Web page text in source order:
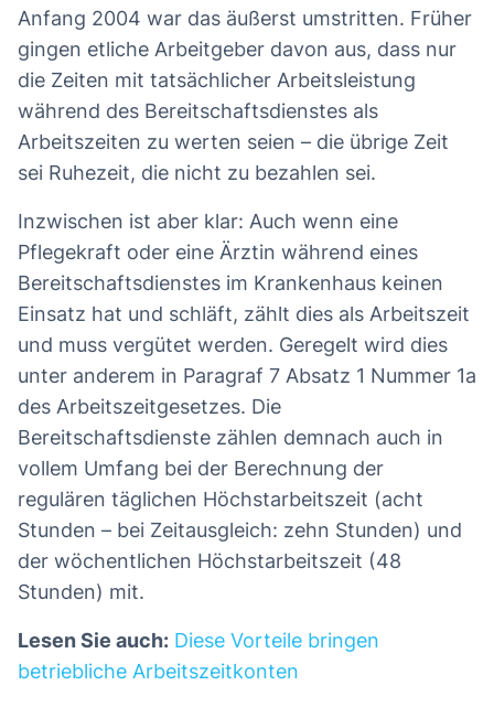
Anfang 2004 war das äußerst umstritten. Früher
gingen etliche Arbeitgeber davon aus, dass nur
die Zeiten mit tatsächlicher Arbeitsleistung
während des Bereitschaftsdienstes als
Arbeitszeiten zu werten seien – die übrige Zeit
sei Ruhezeit, die nicht zu bezahlen sei.
Inzwischen ist aber klar: Auch wenn eine
Pflegekraft oder eine Ärztin während eines
Bereitschaftsdienstes im Krankenhaus keinen
Einsatz hat und schläft, zählt dies als Arbeitszeit
und muss vergütet werden. Geregelt wird dies
unter anderem in Paragraf 7 Absatz 1 Nummer 1a
des Arbeitszeitgesetzes. Die
Bereitschaftsdienste zählen demnach auch in
vollem Umfang bei der Berechnung der
regulären täglichen Höchstarbeitszeit (acht
Stunden – bei Zeitausgleich: zehn Stunden) und
der wöchentlichen Höchstarbeitszeit (48
Stunden) mit.
Lesen Sie auch: Diese Vorteile bringen
betriebliche Arbeitszeitkonten